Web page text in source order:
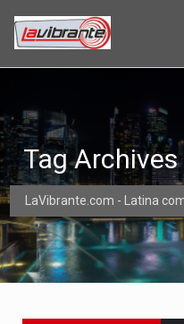
LaVibrante.com - Latina
Tag Archives